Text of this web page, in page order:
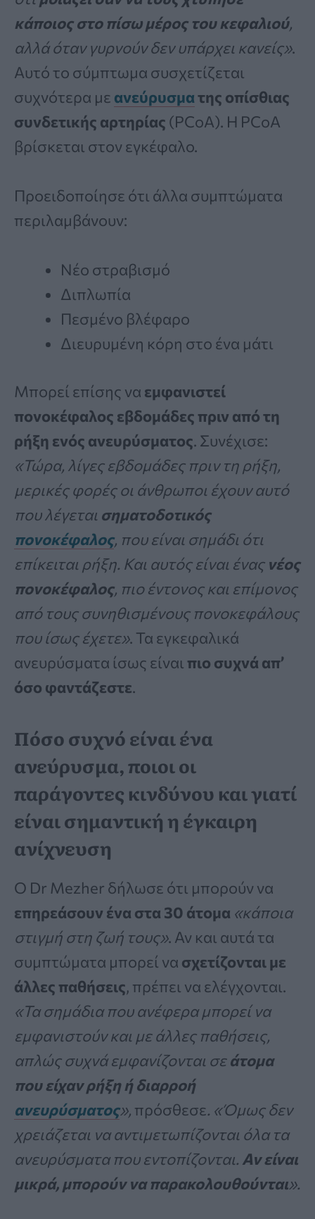
κάποιος στο πίσω μέρος του κεφαλιού,
αλλά όταν γυρνούν δεν υπάρχει κανείς».
Αυτό το σύμπτωμα συσχετίζεται
συχνότερα με ανεύρυσματης οπίσθιας
συνδετικής αρτηρίας (PCoA). Η PCoA
βρίσκεται στον εγκέφαλο.
Προειδοποίησε ότι άλλα συμπτώματα
περιλαμβάνουν:
Νέο στραβισμό
Διπλωπία
Πεσμένο βλέφαρο
Διευρυμένη κόρη στο ένα μάτι
Μπορεί επίσης να εμφανιστεί
πονοκέφαλος εβδομάδες πριν από τη
ρήξη ενός ανευρύσματος. Συνέχισε:
«Τώρα, λίγες εβδομάδες πριν τη ρήξη,
μερικές φορές οι άνθρωποι έχουν αυτό
που λέγεται σηματοδοτικός
πονοκέφαλος, που είναι σημάδι ότι
επίκειται ρήξη. Και αυτός είναι ένας νέος
πονοκέφαλος, πιο έντονος και επίμονος
από τους συνηθισμένους πονοκεφάλους
που ίσως έχετε». Τα εγκεφαλικά
ανευρύσματα ίσως είναι πιο συχνά απ’
όσο φαντάζεστε.
Πόσο συχνό είναι ένα
ανεύρυσμα, ποιοι οι
παράγοντες κινδύνου και γιατί
είναι σημαντική η έγκαιρη
ανίχνευση
Ο Dr Mezher δήλωσε ότι μπορούν να
επηρεάσουν ένα στα 30 άτομα «κάποια
στιγμή στη ζωή τους». Αν και αυτά τα
συμπτώματα μπορεί να σχετίζονται με
άλλες παθήσεις, πρέπει να ελέγχονται.
«Τα σημάδια που ανέφερα μπορεί να
εμφανιστούν και με άλλες παθήσεις,
απλώς συχνά εμφανίζονται σεάτομα
που είχαν ρήξη ή διαρροή
ανευρύσματος», πρόσθεσε. «Όμως δεν
χρειάζεται να αντιμετωπίζονται όλα τα
ανευρύσματα που εντοπίζονται. Αν είναι
μικρά, μπορούν να παρακολουθούνται».